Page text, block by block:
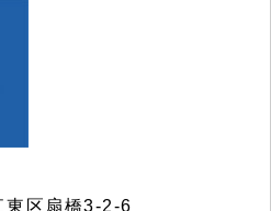
区扇橋3-2-6